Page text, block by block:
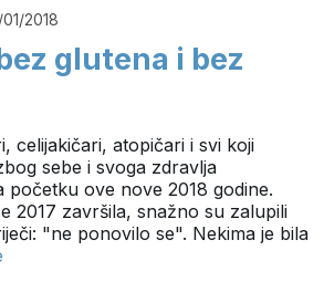
2018
glutena i bez
celijakičari, atopičari i svi koji
sebe i svoga zdravlja
početku ove nove 2018 godine.
2017 završila, snažno su zalupili
"ne ponovilo se". Nekima je bila